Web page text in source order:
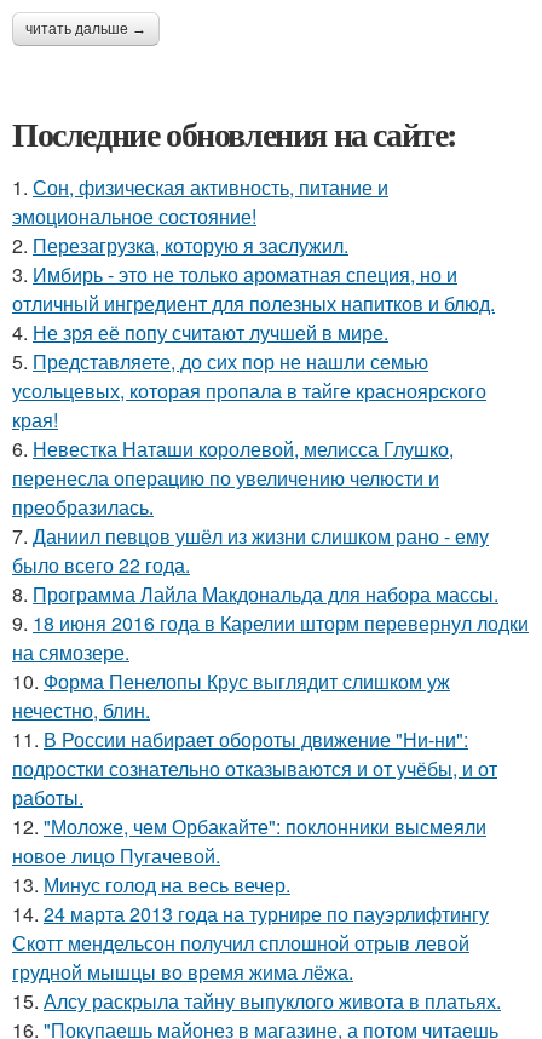
читать дальше →
Последние обновления на сайте:
1. Сон, физическая активность, питание и
эмоциональное состояние!
2. Перезагрузка, которую я заслужил.
3. Имбирь - это не только ароматная специя, но и
отличный ингредиент для полезных напитков и блюд.
4. Не зря её попу считают лучшей в мире.
5. Представляете, до сих пор не нашли семью
усольцевых, которая пропала в тайге красноярского
края!
6. Невестка Наташи королевой, мелисса Глушко,
перенесла операцию по увеличению челюсти и
преобразилась.
7. Даниил певцов ушёл из жизни слишком рано - ему
было всего 22 года.
8. Программа Лайла Макдональда для набора массы.
9. 18 июня 2016 года в Карелии шторм перевернул лодки
на сямозере.
10. Форма Пенелопы Крус выглядит слишком уж
нечестно, блин.
11. В России набирает обороты движение "Ни-ни":
подростки сознательно отказываются и от учёбы, и от
работы.
12. "Моложе, чем Орбакайте": поклонники высмеяли
новое лицо Пугачевой.
13. Минус голод на весь вечер.
14. 24 марта 2013 года на турнире по пауэрлифтингу
Скотт мендельсон получил сплошной отрыв левой
грудной мышцы во время жима лёжа.
15. Алсу раскрыла тайну выпуклого живота в платьях.
16. "Покупаешь майонез в магазине, а потом читаешь